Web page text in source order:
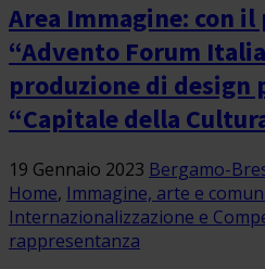
Area Immagine: con
“Advento Forum
produzione di design
“Capitale della
19 Gennaio 2023 Bergamo-
Home, Immagine, arte e
Internazionalizzazione e
rappresentanza